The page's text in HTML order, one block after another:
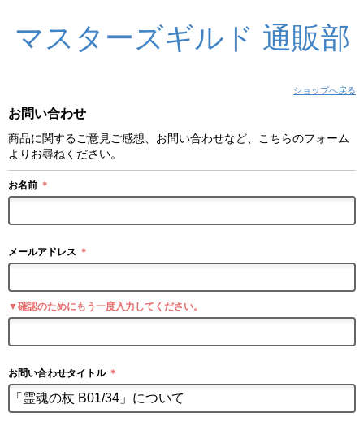
マスターズギルド 通販部
ショップへ戻る
お問い合わせ
商品に関するご意見ご感想、お問い合わせなど、こちらのフォーム
よりお尋ねください。
お名前 ＊
メールアドレス ＊
▼確認のためにもう一度入力してください。
お問い合わせタイトル ＊